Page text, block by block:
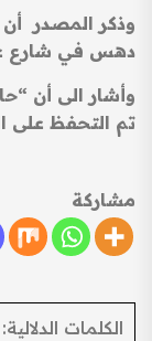
دهس في شارع
وأشار الى أن
تم التحفظ على
مشاركة
الكلمات الدلالية: